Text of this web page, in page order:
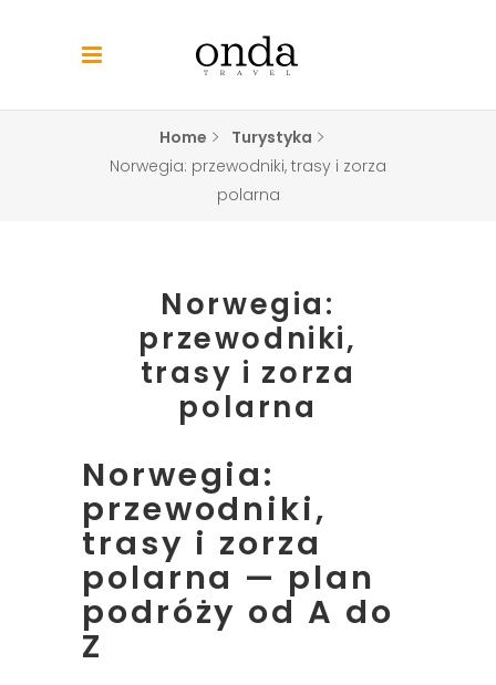
Home
Turystyka
Norwegia: przewodniki, trasy i zorza
polarna
Norwegia:
przewodniki,
trasy i zorza
polarna
Norwegia:
przewodniki,
trasy i zorza
polarna — plan
podróży od A do
Z